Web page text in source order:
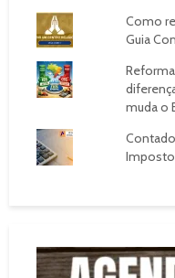
Como
Guia
muda o
Imposto